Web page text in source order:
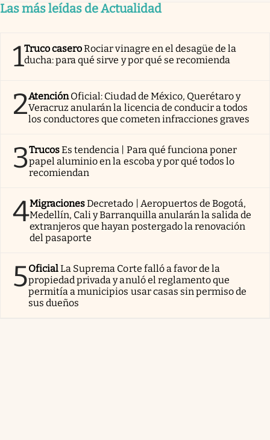
Las más leídas de Actualidad
1Truco caseroRociar vinagre en el desagüe de la
ducha: para qué sirve y por qué se recomienda
2AtenciónOficial: Ciudad de México, Querétaro y
Veracruz anularán la licencia de conducir a todos
los conductores que cometen infracciones graves
3TrucosEs tendencia | Para qué funciona poner
papel aluminio en la escoba y por qué todos lo
recomiendan
4MigracionesDecretado | Aeropuertos de Bogotá,
Medellín, Cali y Barranquilla anularán la salida de
extranjeros que hayan postergado la renovación
del pasaporte
5OficialLa Suprema Corte falló a favor de la
propiedad privada y anuló el reglamento que
permitía a municipios usar casas sin permiso de
sus dueños